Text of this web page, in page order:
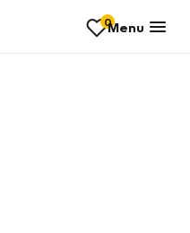
0Menu